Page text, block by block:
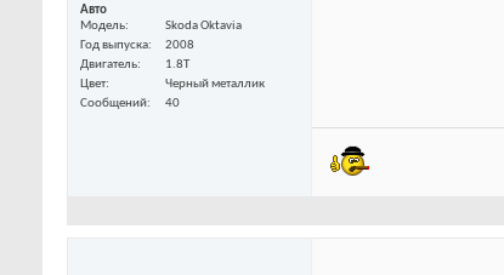
Авто
Модель
Skoda Oktavia
Год выпуска
2008
Двигатель
1.8T
Цвет
Черный металлик
Сообщений
40